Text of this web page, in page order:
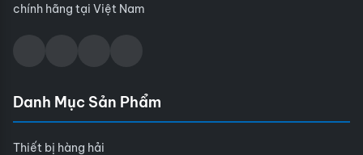
chính hãng tại Việt Nam
Danh Mục Sản Phẩm
Thiết bị hàng hải